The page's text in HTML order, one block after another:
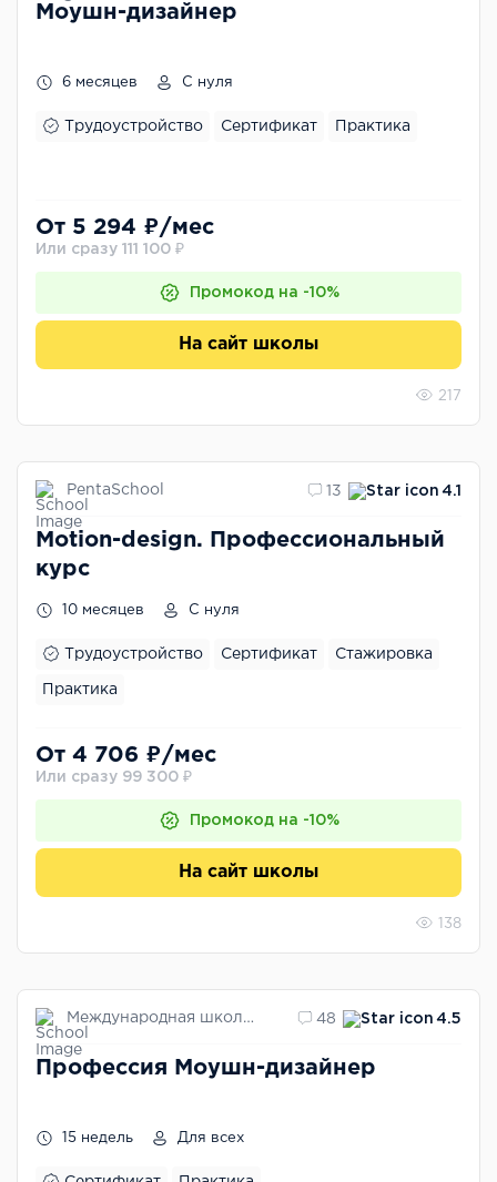
Моушн-дизайнер
6 месяцев С нуля
Трудоустройство Сертификат Практика
От 5 294 ₽/мес
Или сразу 111 100 ₽
Промокод на -10%
На сайт школы
217
PentaSchool 13 4.1
Motion-design. Профессиональный
курс
10 месяцев С нуля
Трудоустройство Сертификат Стажировка
Практика
От 4 706 ₽/мес
Или сразу 99 300 ₽
Промокод на -10%
На сайт школы
138
Международная школа профессий 48 4.5
Профессия Моушн-дизайнер
15 недель Для всех